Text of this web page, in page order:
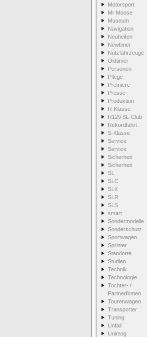
Motorsport
Mr Moose
Museum
Navigation
Neuheiten
Newtimer
Nutzfahrzeuge
Oldtimer
Personen
Pflege
Premiere
Presse
Produktion
R-Klasse
R129 SL-Club
Rekordfahrt
S-Klasse
Service
Service
Sicherheit
Sicherheit
SL
SLC
SLK
SLR
SLS
smart
Sondermodelle
Sonderschutz
Sportwagen
Sprinter
Standorte
Studien
Technik
Technologie
Tochter- /
Partnerfirmen
Tourenwagen
Transporter
Tuning
Unfall
Unimog